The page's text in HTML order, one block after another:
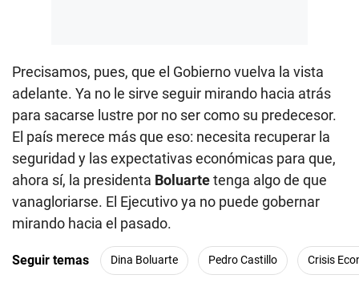
Precisamos, pues, que el Gobierno vuelva la vista
adelante. Ya no le sirve seguir mirando hacia atrás
para sacarse lustre por no ser como su predecesor.
El país merece más que eso: necesita recuperar la
seguridad y las expectativas económicas para que,
ahora sí, la presidenta Boluartetenga algo de que
vanagloriarse. El Ejecutivo ya no puede gobernar
mirando hacia el pasado.
Seguir temas Dina Boluarte Pedro Castillo Crisis